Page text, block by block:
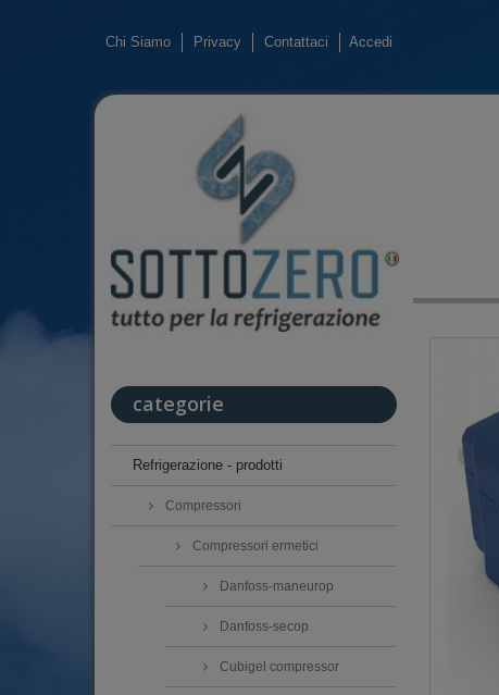
Chi Siamo Privacy Contattaci Accedi
categorie
Refrigerazione - prodotti
Compressori
Compressori ermetici
Danfoss-maneurop
Danfoss-secop
Cubigel compressor